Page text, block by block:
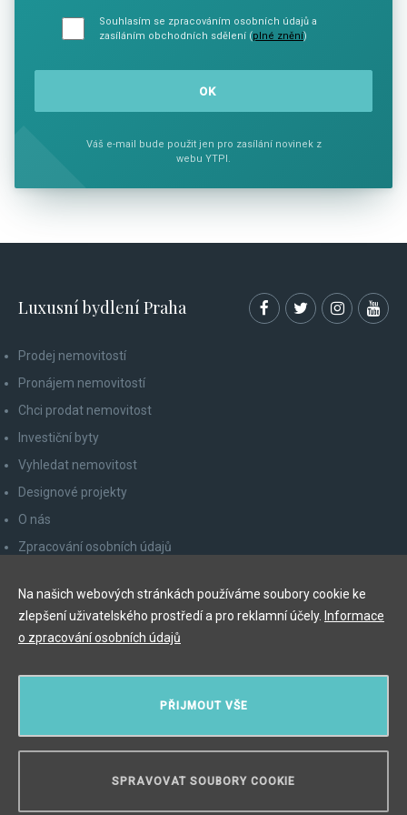
Souhlasím se zpracováním osobních údajů a
zasíláním obchodních sdělení (plné znění)
Váš e-mail bude použit jen pro zasílání novinek z
webu YTPI.
Luxusní bydlení Praha
Prodej nemovitostí
Pronájem nemovitostí
Chci prodat nemovitost
Investiční byty
Vyhledat nemovitost
Designové projekty
O nás
Zpracování osobních údajů
Odhlášení z newsletteru
Myslíková 245/3, 110 00 Praha 1
PŘIJMOUT VŠE
SPRAVOVAT SOUBORY COOKIE
Na našich webových stránkách používáme soubory cookie ke
zlepšení uživatelského prostředí a pro reklamní účely. Informace
o zpracování osobních údajů